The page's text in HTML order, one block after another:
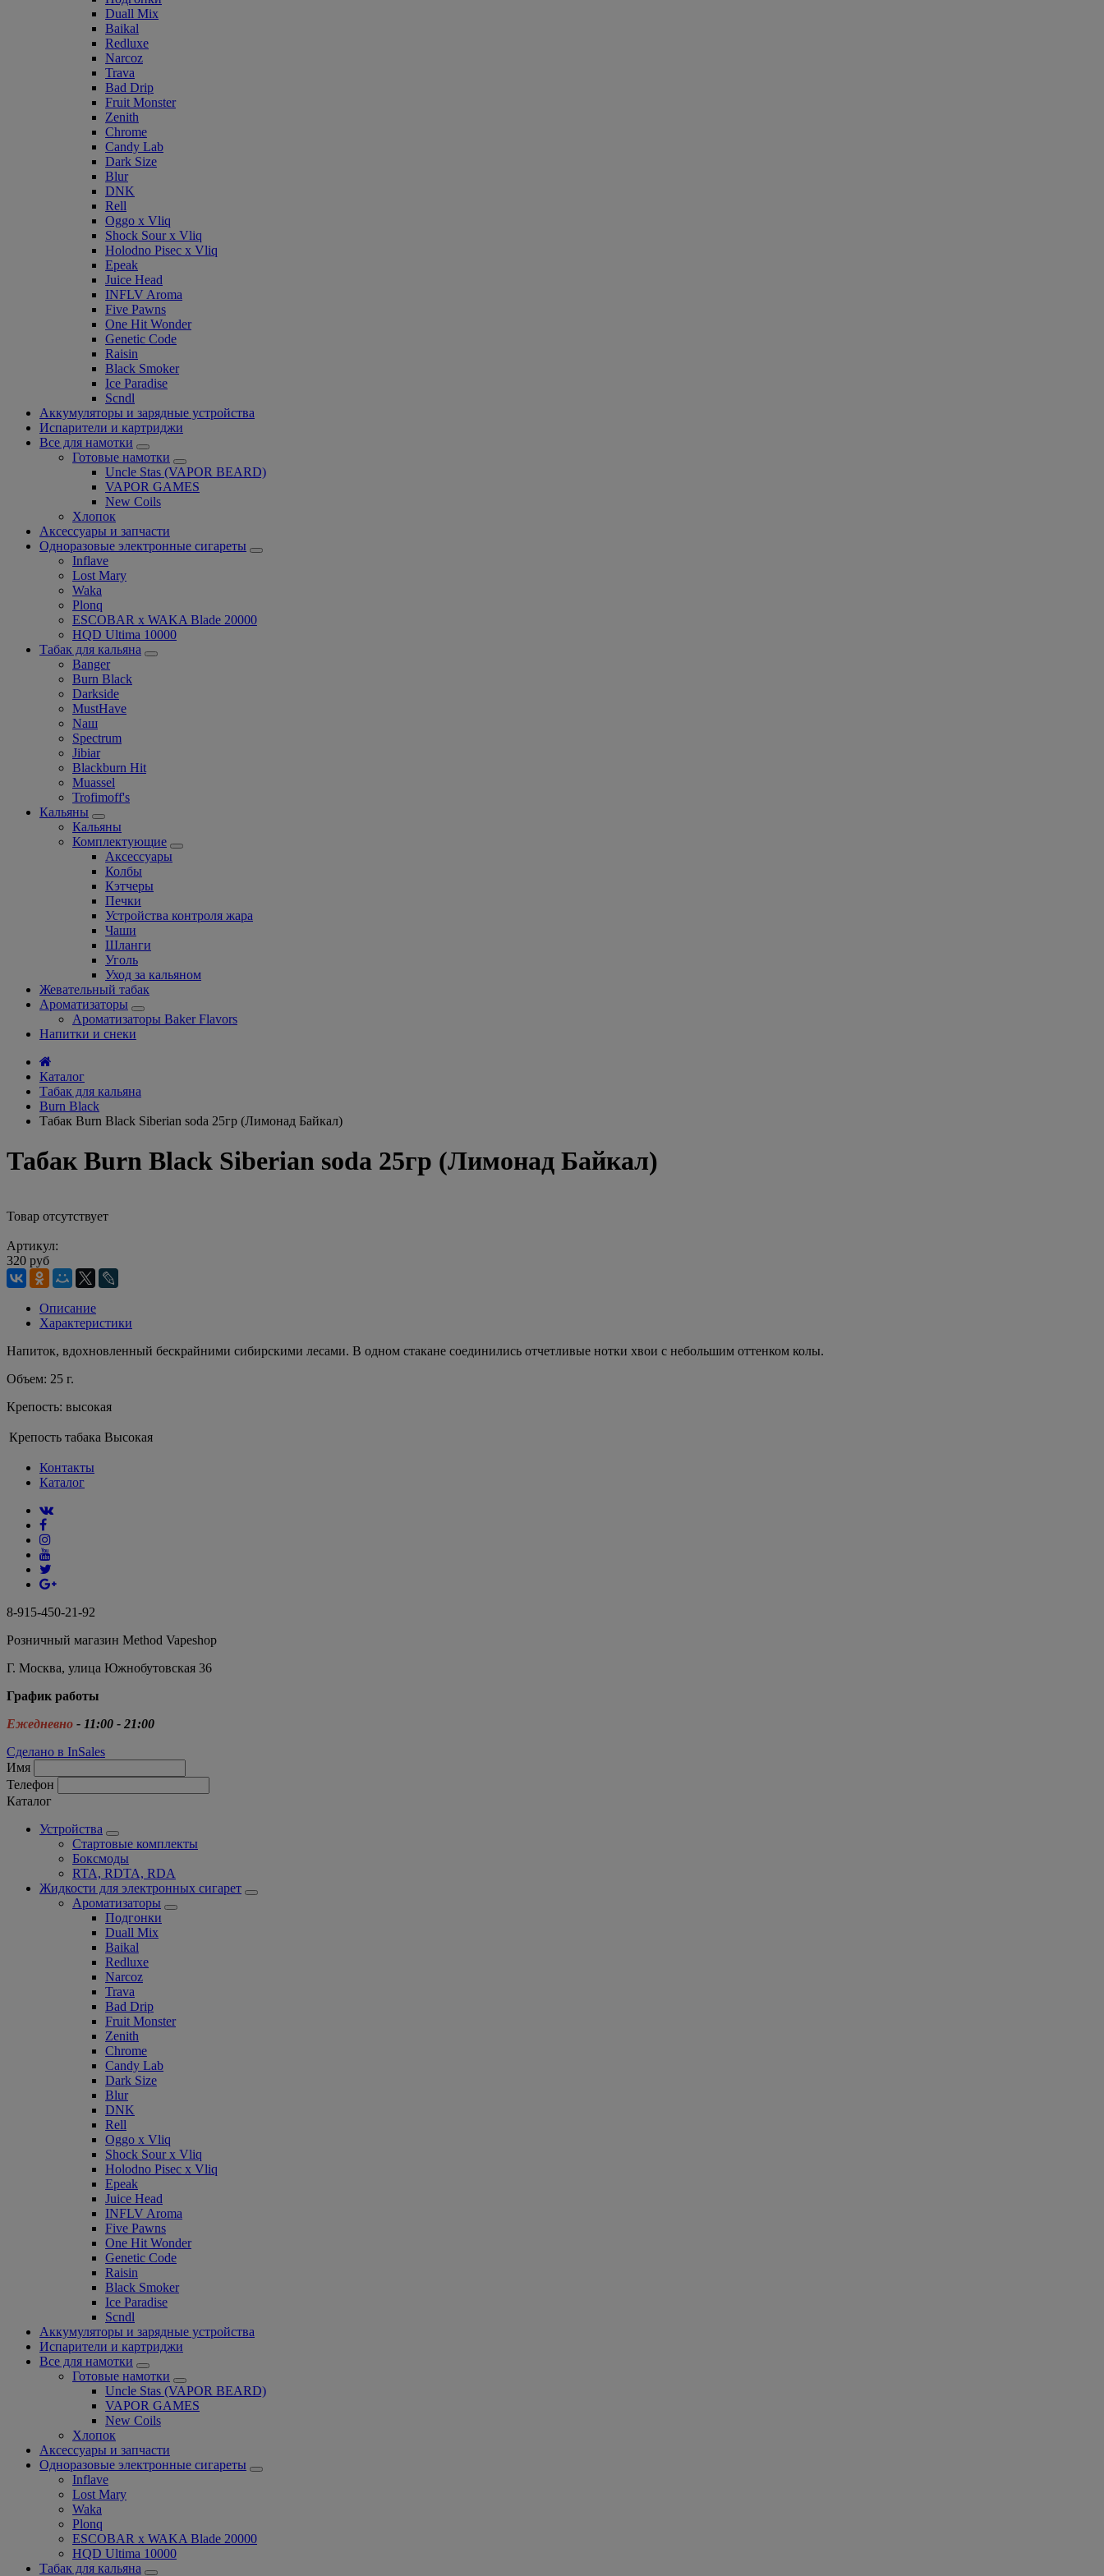
Duall Mix
Baikal
Redluxe
Narcoz
Trava
Bad Drip
Fruit Monster
Zenith
Chrome
Candy Lab
Dark Size
Blur
DNK
Rell
Oggo x Vliq
Shock Sour x Vliq
Holodno Pisec x Vliq
Epeak
Juice Head
INFLV Aroma
Five Pawns
One Hit Wonder
Genetic Code
Raisin
Black Smoker
Ice Paradise
Scndl
Аккумуляторы и зарядные устройства
Испарители и картриджи
Все для намотки
Готовые намотки
Uncle Stas (VAPOR BEARD)
VAPOR GAMES
New Coils
Хлопок
Аксессуары и запчасти
Одноразовые электронные сигареты
Inflave
Lost Mary
Waka
Plonq
ESCOBAR x WAKA Blade 20000
HQD Ultima 10000
Табак для кальяна
Banger
Burn Black
Darkside
MustHave
Nаш
Spectrum
Jibiar
Blackburn Hit
Muassel
Trofimoff's
Кальяны
Кальяны
Комплектующие
Аксессуары
Колбы
Кэтчеры
Печки
Устройства контроля жара
Чаши
Шланги
Уголь
Уход за кальяном
Жевательный табак
Ароматизаторы
Ароматизаторы Baker Flavors
Напитки и снеки
Каталог
Табак для кальяна
Burn Black
Табак Burn Black Siberian soda 25гр (Лимонад Байкал)
Табак Burn Black Siberian soda 25гр (Лимонад Байкал)
Товар отсутствует
Артикул:
320 руб
Описание
Характеристики
Напиток, вдохновленный бескрайними сибирскими лесами. В одном стакане соединились отчетливые нотки хвои с небольшим оттенком колы.
Объем: 25 г.
Крепость: высокая
Крепость табака Высокая
Контакты
Каталог
8-915-450-21-92
Розничный магазин Method Vapeshop
Г. Москва, улица Южнобутовская 36
График работы
Ежедневно - 11:00 - 21:00
Сделано в InSales
Имя
Телефон
Каталог
Устройства
Стартовые комплекты
Боксмоды
RTA, RDTA, RDA
Жидкости для электронных сигарет
Ароматизаторы
Подгонки
Duall Mix
Baikal
Redluxe
Narcoz
Trava
Bad Drip
Fruit Monster
Zenith
Chrome
Candy Lab
Dark Size
Blur
DNK
Rell
Oggo x Vliq
Shock Sour x Vliq
Holodno Pisec x Vliq
Epeak
Juice Head
INFLV Aroma
Five Pawns
One Hit Wonder
Genetic Code
Raisin
Black Smoker
Ice Paradise
Scndl
Аккумуляторы и зарядные устройства
Испарители и картриджи
Все для намотки
Готовые намотки
Uncle Stas (VAPOR BEARD)
VAPOR GAMES
New Coils
Хлопок
Аксессуары и запчасти
Одноразовые электронные сигареты
Inflave
Lost Mary
Waka
Plonq
ESCOBAR x WAKA Blade 20000
HQD Ultima 10000
Табак для кальяна